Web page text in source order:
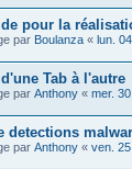
pour la
par Boulanza « lun.
Tab à l'autre
par Anthony « mer.
detections
par Anthony « ven.